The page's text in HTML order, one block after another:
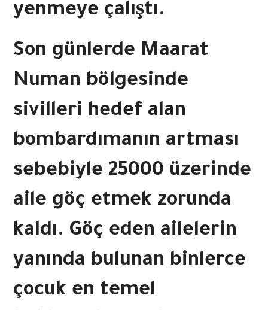
yenmeye çalıştı.
Son günlerde Maarat
Numan bölgesinde
sivilleri hedef alan
bombardımanın artması
sebebiyle 25000 üzerinde
aile göç etmek zorunda
kaldı. Göç eden ailelerin
yanında bulunan binlerce
çocuk en temel